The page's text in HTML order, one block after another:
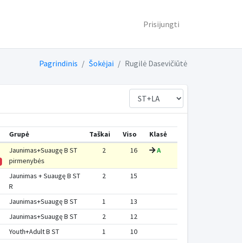
Prisijungti
Pagrindinis Šokėjai Rugilė Dasevičiūtė
Grupė Taškai Viso
Klasė
Jaunimas+Suaugę B ST
pirmenybės
2 16 A
Jaunimas + Suaugę B ST
R
2 15
Jaunimas+Suaugę B ST 1
13
Jaunimas+Suaugę B ST 2
12
Youth+Adult B ST 1
10